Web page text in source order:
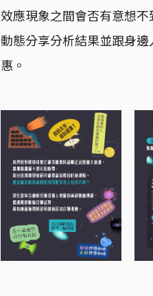
效應現象之間會否有意想
動態分享分析結果並跟身
惠。